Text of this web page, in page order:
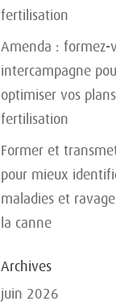
fertilisation
Amenda : formez-
intercampagne
optimiser vos
fertilisation
Former et
pour mieux
maladies et
la canne
Archives
juin 2026